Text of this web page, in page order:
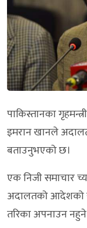
पाकिस्तानका
इमरान खानले
बताउनुभएको छ।
एक निजी समाचार
अदालतको आदेशको
तरिका अपनाउन